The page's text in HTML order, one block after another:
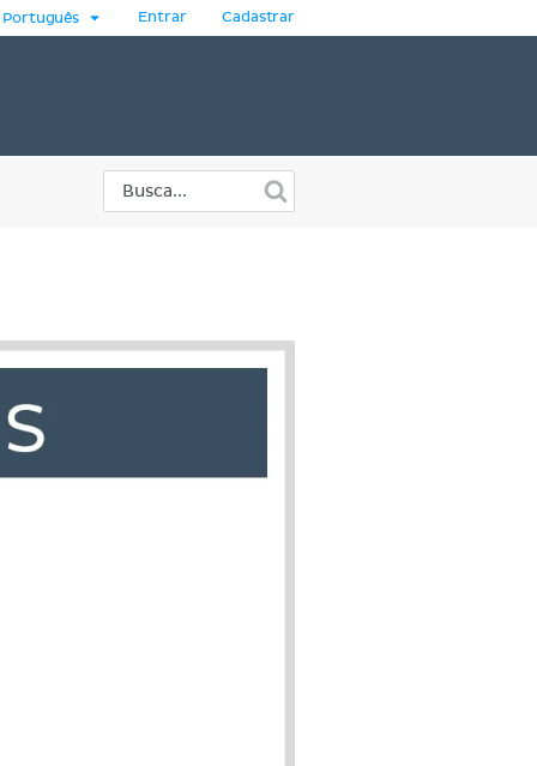
Entrar Cadastrar